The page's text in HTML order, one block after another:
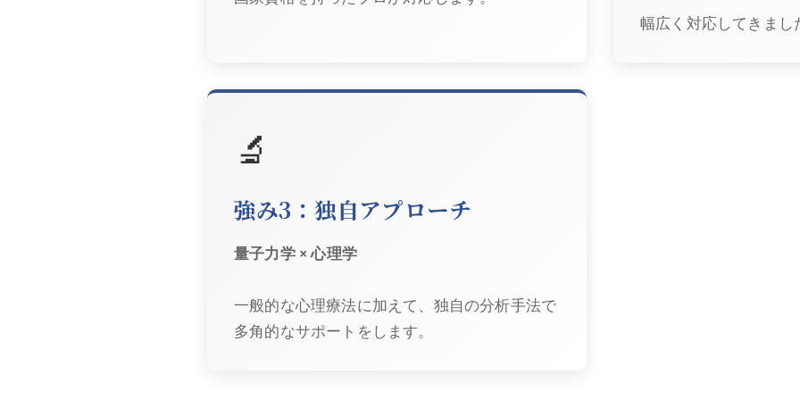
幅広く対応してきまし
🔬
強み3：独自アプローチ
量子力学 × 心理学
一般的な心理療法に加えて、独自の分析手法で
多角的なサポートをします。